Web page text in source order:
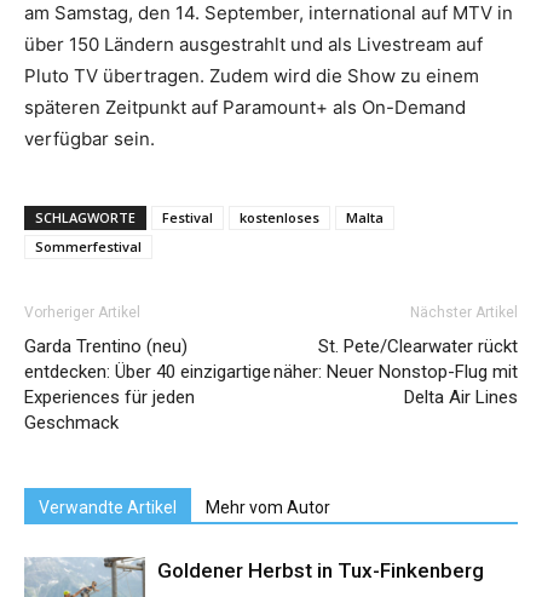
am Samstag, den 14. September, international auf MTV in
über 150 Ländern ausgestrahlt und als Livestream auf
Pluto TV übertragen. Zudem wird die Show zu einem
späteren Zeitpunkt auf Paramount+ als On-Demand
verfügbar sein.
SCHLAGWORTE Festival kostenloses
Malta
Sommerfestival
Vorheriger Artikel
Garda Trentino (neu)
entdecken: Über 40 einzigartige
Experiences für jeden
Geschmack
Nächster Artikel
St. Pete/Clearwater rückt
näher: Neuer Nonstop-Flug mit
Delta Air Lines
Verwandte Artikel Mehr vom Autor
Goldener Herbst in Tux-Finkenberg